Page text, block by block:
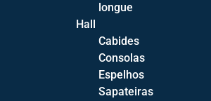
longue
Hall
Cabides
Consolas
Espelhos
Sapateiras